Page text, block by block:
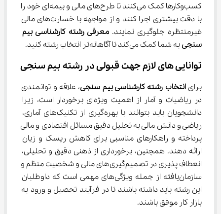
کسب‌وکارها کمک می‌کنند تا طرح‌های مالی و بیمه‌ای خود را
با دقت بیشتری اجرا کنند و از مواجهه با خسارت‌های مالی
غیرمنتظره جلوگیری نمایند. معرفی رشته کارشناسی بیم
سنجی به شما کمک می‌کند تا آگاهانه‌تر انتخاب رشته کنید.
توانایی های لازم جهت قبولی در رشته بیم سنجی
برای انتخاب رشته کارشناسی بیم سنجی، علاقه و توانمندی
در ریاضیات و آمار از اهمیت ویژه‌ای برخوردار است، زیرا
دانشجویان باید بتوانند با بهره‌گیری از تکنیک‌های آماری،
ریاضی و دانش مالی به تحلیل دقیق مسائل اقتصادی و مالی
پرداخته و راهکارهای مناسبی برای کاهش ریسک و زیان
ارائه دهند. همچنین، برخورداری از ذهنی دقیق و تحلیلی،
انعطاف پذیری در تصمیم‌گیری‌های مالی و شخصیت منظم و
سازمان‌یافته از جمله ویژگی‌های مهمی است که داوطلبان
این رشته باید داشته باشند تا در فرآیند تحصیل و ورود به
بازار کار موفق باشند.